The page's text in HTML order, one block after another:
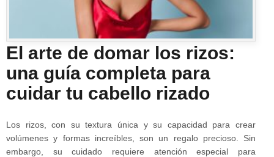
El arte de domar los rizos:
una guía completa para
cuidar tu cabello rizado
Los rizos, con su textura única y su capacidad para crear
volúmenes y formas increíbles, son un regalo precioso. Sin
embargo, su cuidado requiere atención especial para